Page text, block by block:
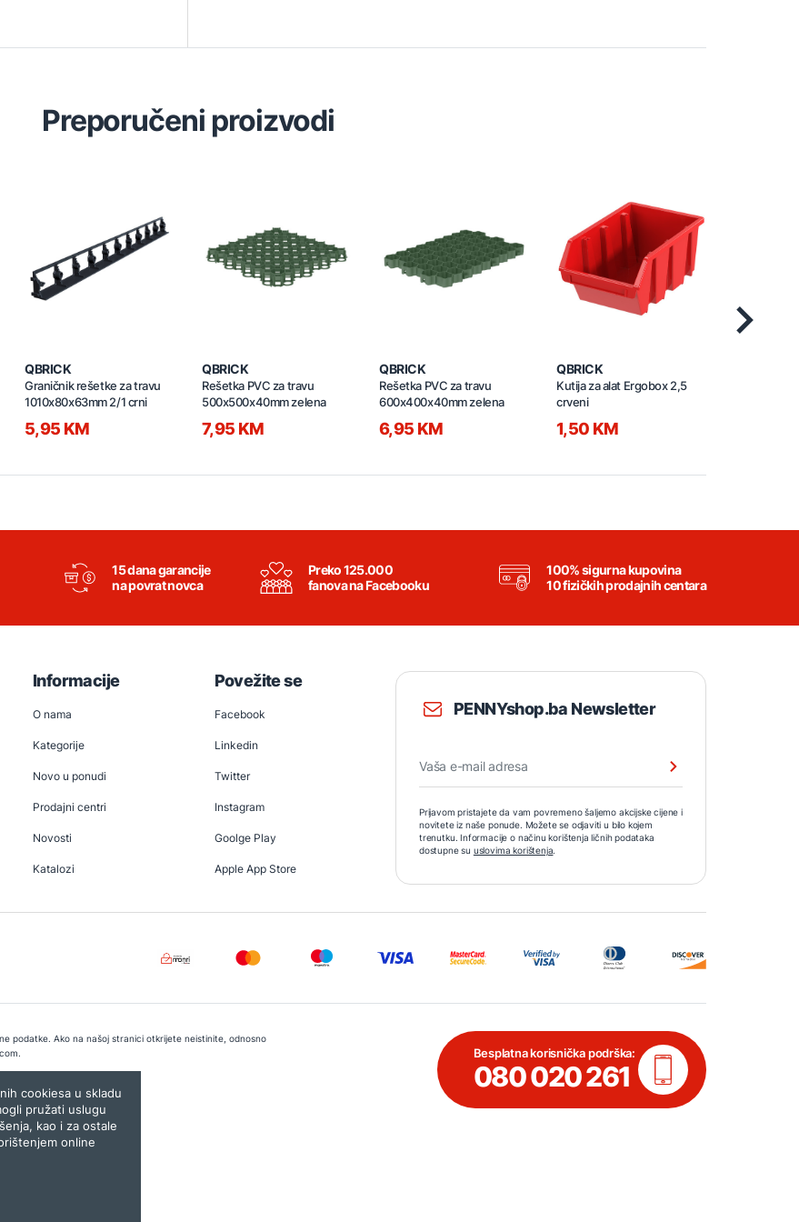
Preporučeni proizvodi
QBRICK
Graničnik rešetke za travu
1010x80x63mm 2/1 crni
5,95 KM
QBRICK
Rešetka PVC za travu
500x500x40mm zelena
7,95 KM
QBRICK
Rešetka PVC za travu
600x400x40mm zelena
6,95 KM
QBRICK
Kutija za alat Ergobox 2,5
crveni
1,50 KM
15 dana garancije
na povrat novca
Preko 125.000
fanova na Facebooku
100% sigurna kupovina
10 fizičkih prodajnih centara
PENNYshop.ba Newsletter
Prijavom pristajete da vam povremeno šaljemo akcijske cijene i
novitete iz naše ponude. Možete se odjaviti u bilo kojem
trenutku. Informacije o načinu korištenja ličnih podataka
dostupne su uslovima korištenja.
Informacije
O nama
Kategorije
Novo u ponudi
Prodajni centri
Novosti
Katalozi
Povežite se
Facebook
Linkedin
Twitter
Instagram
Goolge Play
Apple App Store
Besplatna korisnička podrška:
080 020 261
podatke. Ako na našoj stranici otkrijete neistinite, odnosno
.
cookiesa u skladu
pružati uslugu
kao i za ostale
online